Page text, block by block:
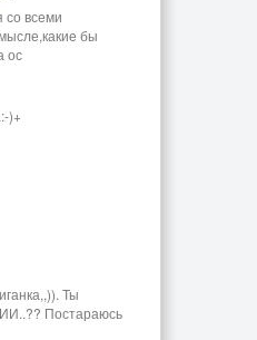
со всеми
бы
ос
)+
Ты
Постараюсь